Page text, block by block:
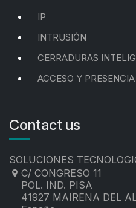
IP
INTRUSIÓN
CERRADURAS
ACCESO Y PRESENCIA
Contact us
SOLUCIONES
C/ CONGRESO 11
POL. IND. PISA
41927 MAIRENA DEL